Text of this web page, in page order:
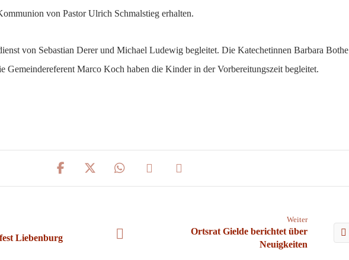
von Pastor Ulrich Schmalstieg erhalten.
von Sebastian Derer und Michael Ludewig begleitet. Die Katechetinnen Barbara Bothe
Gemeindereferent Marco Koch haben die Kinder in der Vorbereitungszeit begleitet.
Liebenburg
Weiter
Ortsrat Gielde berichtet über
Neuigkeiten